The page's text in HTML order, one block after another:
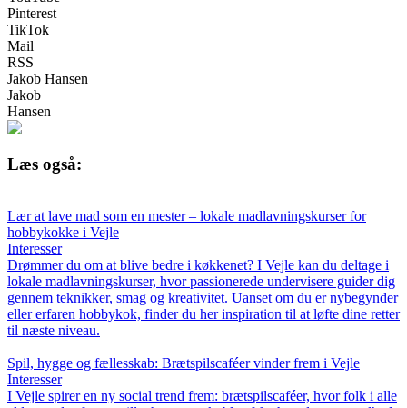
Pinterest
TikTok
Mail
RSS
Jakob Hansen
Jakob
Hansen
Læs også:
Lær at lave mad som en mester – lokale madlavningskurser for
hobbykokke i Vejle
Interesser
Drømmer du om at blive bedre i køkkenet? I Vejle kan du deltage i
lokale madlavningskurser, hvor passionerede undervisere guider dig
gennem teknikker, smag og kreativitet. Uanset om du er nybegynder
eller erfaren hobbykok, finder du her inspiration til at løfte dine retter
til næste niveau.
Spil, hygge og fællesskab: Brætspilscaféer vinder frem i Vejle
Interesser
I Vejle spirer en ny social trend frem: brætspilscaféer, hvor folk i alle